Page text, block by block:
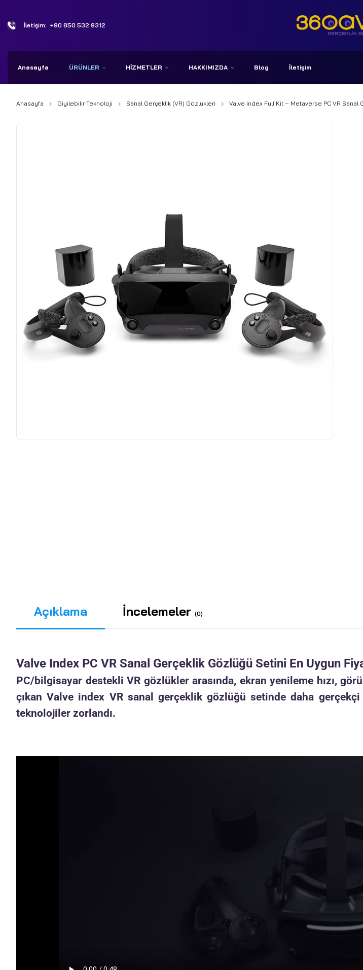
İletişim: +90 850 532 9312
Anasayfa ÜRÜNLER HIZMETLER HAKKIMIZDA Blog İletişim
Anasayfa Giyilebilir Teknoloji Sanal Gerçeklik (VR) Gözlükleri Valve Index Full Kit – Metaverse PC VR Sanal
Açıklama İncelemeler (0)
Valve Index PC VR Sanal Gerçeklik Gözlüğü Setini En Uygun
PC/bilgisayar destekli VR gözlükler arasında, ekran yenileme hızı,
çıkan Valve index VR sanal gerçeklik gözlüğü setinde daha
teknolojiler zorlandı.